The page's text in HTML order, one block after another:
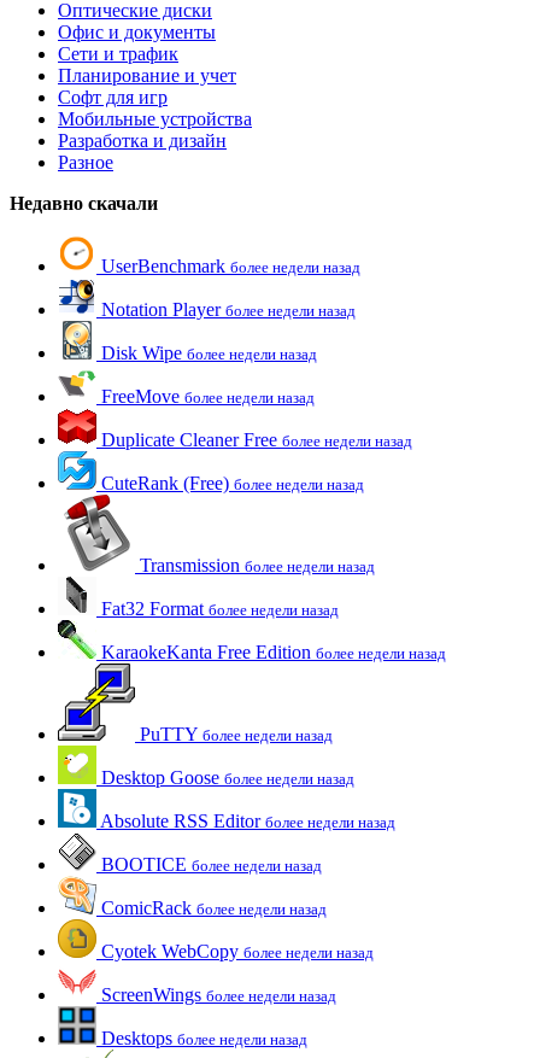
Оптические диски
Офис и документы
Сети и трафик
Планирование и учет
Софт для игр
Мобильные устройства
Разработка и дизайн
Разное
Недавно скачали
UserBenchmark более недели назад
Notation Player более недели назад
Disk Wipe более недели назад
FreeMove более недели назад
Duplicate Cleaner Free более недели назад
CuteRank (Free) более недели назад
Transmission более недели назад
Fat32 Format более недели назад
KaraokeKanta Free Edition более недели назад
PuTTY более недели назад
Desktop Goose более недели назад
Absolute RSS Editor более недели назад
BOOTICE более недели назад
ComicRack более недели назад
Cyotek WebCopy более недели назад
ScreenWings более недели назад
Desktops более недели назад